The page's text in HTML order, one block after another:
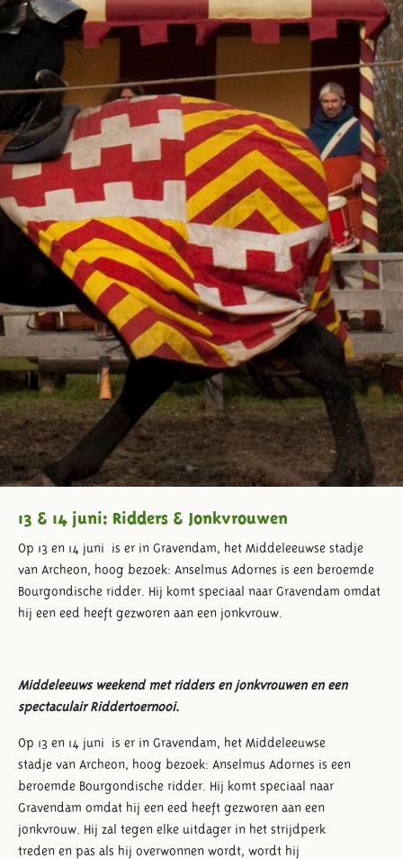
13 & 14 juni: Ridders & Jonkvrouwen
Op 13 en 14 juni is er in Gravendam, het Middeleeuwse stadje
van Archeon, hoog bezoek: Anselmus Adornes is een beroemde
Bourgondische ridder. Hij komt speciaal naar Gravendam omdat
hij een eed heeft gezworen aan een jonkvrouw.
Middeleeuws weekend met ridders en jonkvrouwen en een
spectaculair Riddertoernooi.
Op 13 en 14 juni is er in Gravendam, het Middeleeuwse
stadje van Archeon, hoog bezoek: Anselmus Adornes is een
beroemde Bourgondische ridder. Hij komt speciaal naar
Gravendam omdat hij een eed heeft gezworen aan een
jonkvrouw. Hij zal tegen elke uitdager in het strijdperk
treden en pas als hij overwonnen wordt, wordt hij